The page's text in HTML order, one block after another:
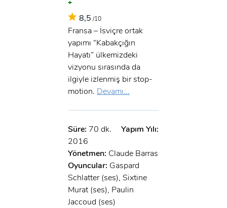
8,5 /10
Fransa – İsviçre ortak
yapımı “Kabakçığın
Hayatı” ülkemizdeki
vizyonu sırasında da
ilgiyle izlenmiş bir stop-
motion. Devamı...
Süre: 70 dk.
Yapım Yılı:
2016
Yönetmen: Claude Barras
Oyuncular: Gaspard
Schlatter (ses), Sixtine
Murat (ses), Paulin
Jaccoud (ses)